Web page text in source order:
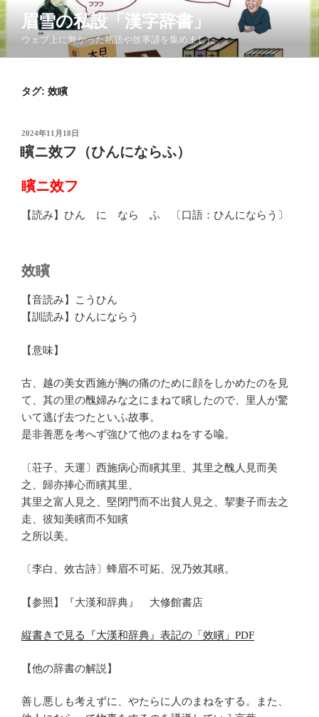
コ
ン
テ
ン
眉雪の私設「漢字辞書」
ウェブ上に無かった熟語や故事諺を集めました
タグ: 效矉
投
稿
日:
2024年11月18日
矉ニ效フ（ひんにならふ）
矉ニ效フ
【読み】ひん に なら ふ 〔口語：ひんにならう〕
效矉
【音読み】こうひん
【訓読み】ひんにならう
【意味】
古、越の美女西施が胸の痛のために顔をしかめたのを見
て、其の里の醜婦みな之にまねて矉したので、里人が驚
いて逃げ去つたといふ故事。
是非善悪を考へず強ひて他のまねをする喩。
〔荘子、天運〕西施病心而矉其里、其里之醜人見而美
之、歸亦捧心而矉其里、
其里之富人見之、堅閉門而不出貧人見之、挈妻子而去之
走、彼知美矉而不知矉
之所以美。
〔李白、效古詩〕蜂眉不可妬、況乃效其矉。
【参照】『大漢和辞典』 大修館書店
縦書きで見る『大漢和辞典』表記の「效矉」PDF
【他の辞書の解説】
善し悪しも考えずに、やたらに人のまねをする。また、